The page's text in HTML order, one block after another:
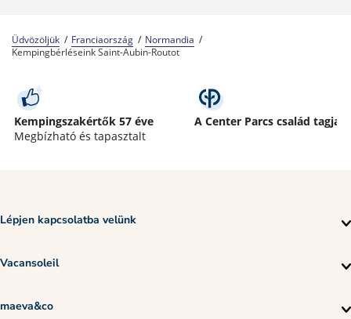
Üdvözöljük Franciaország
Normandia
Kempingbérléseink Saint-Aubin-Routot
Kempingszakértők 57 éve
Megbízható és tapasztalt
A Center Parcs család tagja
Lépjen kapcsolatba velünk
Vacansoleil
maeva&co